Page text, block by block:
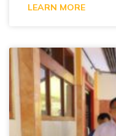
LEARN MORE